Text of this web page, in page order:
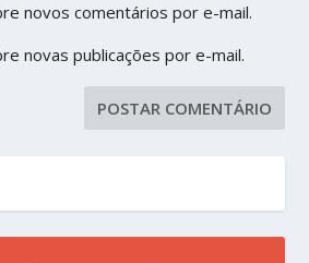
novos comentários por e-mail.
novas publicações por e-mail.